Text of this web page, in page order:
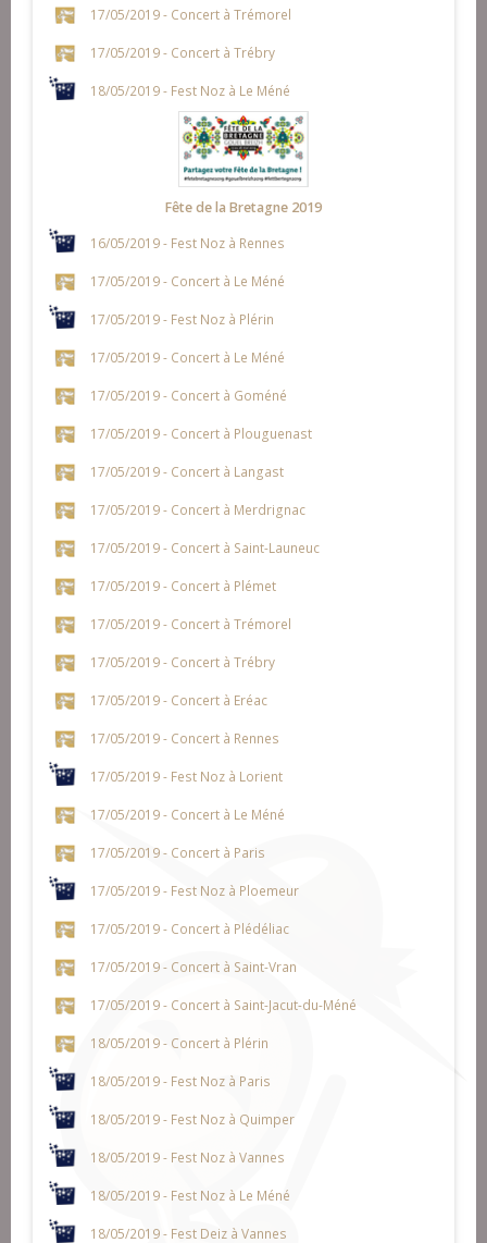
17/05/2019 - Concert à Trémorel
17/05/2019 - Concert à Trébry
18/05/2019 - Fest Noz à Le Méné
Fête de la Bretagne 2019
16/05/2019 - Fest Noz à Rennes
17/05/2019 - Concert à Le Méné
17/05/2019 - Fest Noz à Plérin
17/05/2019 - Concert à Le Méné
17/05/2019 - Concert à Goméné
17/05/2019 - Concert à Plouguenast
17/05/2019 - Concert à Langast
17/05/2019 - Concert à Merdrignac
17/05/2019 - Concert à Saint-Launeuc
17/05/2019 - Concert à Plémet
17/05/2019 - Concert à Trémorel
17/05/2019 - Concert à Trébry
17/05/2019 - Concert à Eréac
17/05/2019 - Concert à Rennes
17/05/2019 - Fest Noz à Lorient
17/05/2019 - Concert à Le Méné
17/05/2019 - Concert à Paris
17/05/2019 - Fest Noz à Ploemeur
17/05/2019 - Concert à Plédéliac
17/05/2019 - Concert à Saint-Vran
17/05/2019 - Concert à Saint-Jacut-du-Méné
18/05/2019 - Concert à Plérin
18/05/2019 - Fest Noz à Paris
18/05/2019 - Fest Noz à Quimper
18/05/2019 - Fest Noz à Vannes
18/05/2019 - Fest Noz à Le Méné
18/05/2019 - Fest Deiz à Vannes